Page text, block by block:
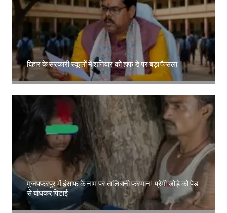
बिहार के सरकारी स्कूलों में शनिवार को हाफ डे पर बड़ा फैसला
Amit Lekh
मुजफ्फरपुर में इंसाफ के नाम पर तालिबानी फरमान! प्रेमी जोड़े को पेड़
से बांधकर पिटाई
Amit Lekh